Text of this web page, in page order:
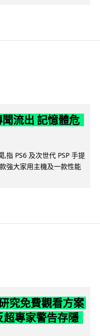
流出 記憶體危
指 PS6 及次世代 PSP 手提
強大家用主機及一款性能
究免費觀看方案
超專家警告存隱